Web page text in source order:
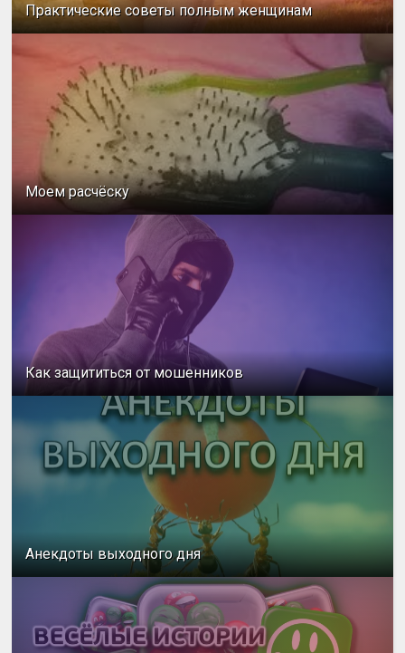
Практические советы полным женщинам
Моем расчёску
Как защититься от мошенников
Анекдоты выходного дня